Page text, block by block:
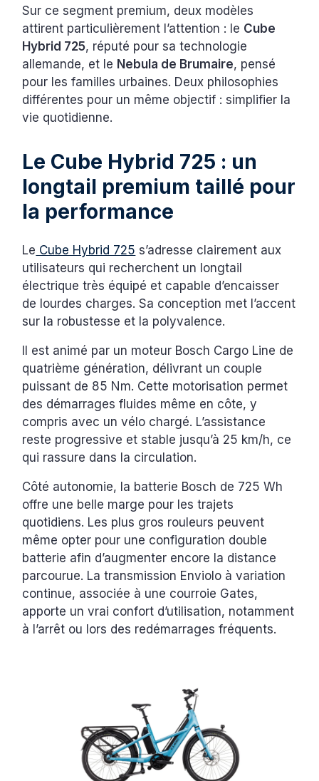
Sur ce segment premium, deux modèles
attirent particulièrement l’attention : le Cube
Hybrid 725, réputé pour sa technologie
allemande, et le Nebula de Brumaire, pensé
pour les familles urbaines. Deux philosophies
différentes pour un même objectif : simplifier la
vie quotidienne.
Le Cube Hybrid 725 : un
longtail premium taillé pour
la performance
Le Cube Hybrid 725 s’adresse clairement aux
utilisateurs qui recherchent un longtail
électrique très équipé et capable d’encaisser
de lourdes charges. Sa conception met l’accent
sur la robustesse et la polyvalence.
Il est animé par un moteur Bosch Cargo Line de
quatrième génération, délivrant un couple
puissant de 85 Nm. Cette motorisation permet
des démarrages fluides même en côte, y
compris avec un vélo chargé. L’assistance
reste progressive et stable jusqu’à 25 km/h, ce
qui rassure dans la circulation.
Côté autonomie, la batterie Bosch de 725 Wh
offre une belle marge pour les trajets
quotidiens. Les plus gros rouleurs peuvent
même opter pour une configuration double
batterie afin d’augmenter encore la distance
parcourue. La transmission Enviolo à variation
continue, associée à une courroie Gates,
apporte un vrai confort d’utilisation, notamment
à l’arrêt ou lors des redémarrages fréquents.